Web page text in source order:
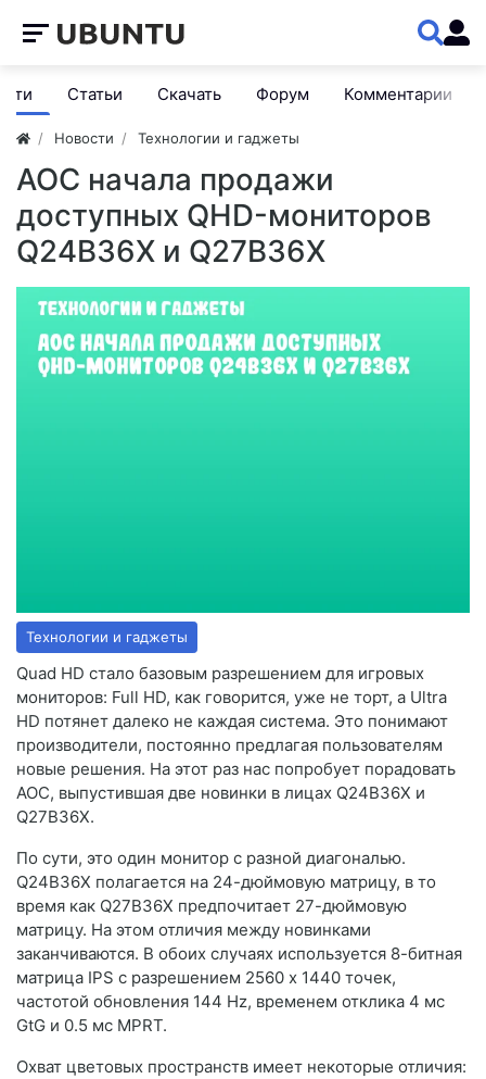
Статьи Скачать Форум Комментарии
Новости Технологии и гаджеты
AOC начала продажи
доступных QHD-мониторов
Q24B36X и Q27B36X
Технологии и гаджеты
Quad HD стало базовым разрешением для игровых
мониторов: Full HD, как говорится, уже не торт, а Ultra
HD потянет далеко не каждая система. Это понимают
производители, постоянно предлагая пользователям
новые решения. На этот раз нас попробует порадовать
AOC, выпустившая две новинки в лицах Q24B36X и
Q27B36X.
По сути, это один монитор с разной диагональю.
Q24B36X полагается на 24-дюймовую матрицу, в то
время как Q27B36X предпочитает 27-дюймовую
матрицу. На этом отличия между новинками
заканчиваются. В обоих случаях используется 8-битная
матрица IPS с разрешением 2560 x 1440 точек,
частотой обновления 144 Hz, временем отклика 4 мс
GtG и 0.5 мс MPRT.
Охват цветовых пространств имеет некоторые отличия: